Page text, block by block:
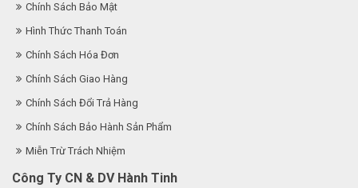
Chính Sách Bảo Mật
Hình Thức Thanh Toán
Chính Sách Hóa Đơn
Chính Sách Giao Hàng
Chính Sách Đổi Trả Hàng
Chính Sách Bảo Hành Sản Phẩm
Miễn Trừ Trách Nhiệm
Công Ty CN & DV Hành Tinh